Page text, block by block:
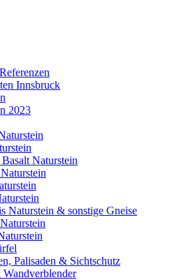
Innsbruck
2023
Naturstein
Naturstein & sonstige Gneise
Palisaden & Sichtschutz